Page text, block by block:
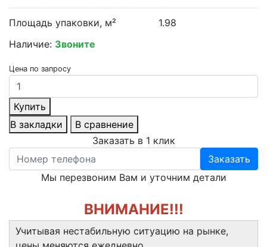
Площадь упаковки, м²
1.98
Наличие: Звоните
Цена по запросу
Купить
В закладки
В сравнение
Заказать в 1 клик
Заказать
Мы перезвоним Вам и уточним детали
ВНИМАНИЕ!!!
Учитывая нестабильную ситуацию на рынке,